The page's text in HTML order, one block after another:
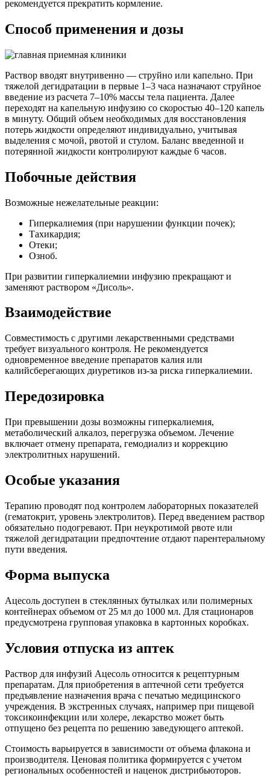
рекомендуется прекратить кормление.
Способ применения и дозы
Раствор вводят внутривенно — струйно или капельно. При
тяжелой дегидратации в первые 1–3 часа назначают струйное
введение из расчета 7–10% массы тела пациента. Далее
переходят на капельную инфузию со скоростью 40–120 капель
в минуту. Общий объем необходимых для восстановления
потерь жидкости определяют индивидуально, учитывая
выделения с мочой, рвотой и стулом. Баланс введенной и
потерянной жидкости контролируют каждые 6 часов.
Побочные действия
Возможные нежелательные реакции:
Гиперкалиемия (при нарушении функции почек);
Тахикардия;
Отеки;
Озноб.
При развитии гиперкалиемии инфузию прекращают и
заменяют раствором «Дисоль».
Взаимодействие
Совместимость с другими лекарственными средствами
требует визуального контроля. Не рекомендуется
одновременное введение препаратов калия или
калийсберегающих диуретиков из-за риска гиперкалиемии.
Передозировка
При превышении дозы возможны гиперкалиемия,
метаболический алкалоз, перегрузка объемом. Лечение
включает отмену препарата, гемодиализ и коррекцию
электролитных нарушений.
Особые указания
Терапию проводят под контролем лабораторных показателей
(гематокрит, уровень электролитов). Перед введением раствор
обязательно подогревают. При неукротимой рвоте или
тяжелой дегидратации предпочтение отдают парентеральному
пути введения.
Форма выпуска
Ацесоль доступен в стеклянных бутылках или полимерных
контейнерах объемом от 25 мл до 1000 мл. Для стационаров
предусмотрена групповая упаковка в картонных коробках.
Условия отпуска из аптек
Раствор для инфузий Ацесоль относится к рецептурным
препаратам. Для приобретения в аптечной сети требуется
предъявление назначения врача с печатью медицинского
учреждения. В экстренных случаях, например при пищевой
токсикоинфекции или холере, лекарство может быть
отпущено без рецепта по решению заведующего аптекой.
Стоимость варьируется в зависимости от объема флакона и
производителя. Ценовая политика формируется с учетом
региональных особенностей и наценок дистрибьюторов.